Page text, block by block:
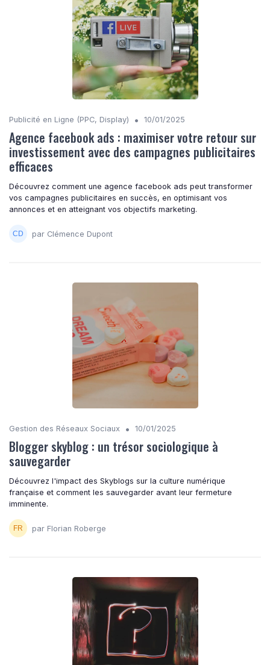
Publicité en Ligne (PPC, Display) • 10/01/2025
Agence facebook ads : maximiser votre retour sur
investissement avec des campagnes publicitaires
efficaces
Découvrez comment une agence facebook ads peut transformer
vos campagnes publicitaires en succès, en optimisant vos
annonces et en atteignant vos objectifs marketing.
par Clémence Dupont
Gestion des Réseaux Sociaux • 10/01/2025
Blogger skyblog : un trésor sociologique à
sauvegarder
Découvrez l'impact des Skyblogs sur la culture numérique
française et comment les sauvegarder avant leur fermeture
imminente.
par Florian Roberge